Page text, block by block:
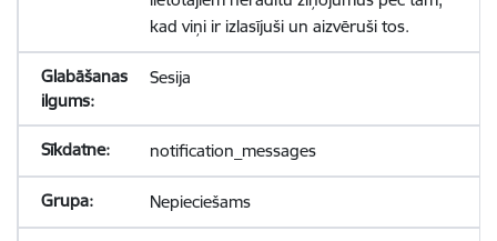
kad viņi ir izlasījuši un aizvēruši tos.
Sesija
notification_messages
Nepieciešams